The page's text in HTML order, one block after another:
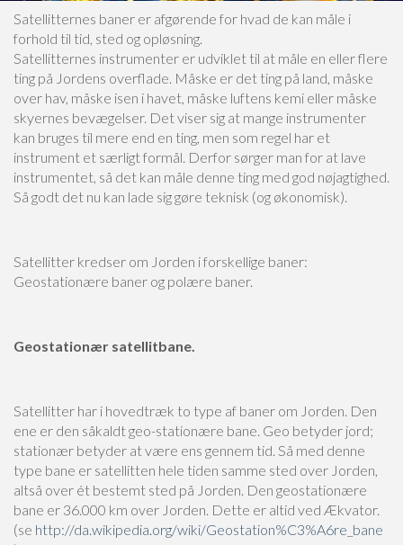
Satellitternes baner er afgørende for hvad de kan måle i
forhold til tid, sted og opløsning.
Satellitternes instrumenter er udviklet til at måle en eller flere
ting på Jordens overflade. Måske er det ting på land, måske
over hav, måske isen i havet, måske luftens kemi eller måske
skyernes bevægelser. Det viser sig at mange instrumenter
kan bruges til mere end en ting, men som regel har et
instrument et særligt formål. Derfor sørger man for at lave
instrumentet, så det kan måle denne ting med god nøjagtighed.
Så godt det nu kan lade sig gøre teknisk (og økonomisk).
Satellitter kredser om Jorden i forskellige baner:
Geostationære baner og polære baner.
Geostationær satellitbane.
Satellitter har i hovedtræk to type af baner om Jorden. Den
ene er den såkaldt geo-stationære bane. Geo betyder jord;
stationær betyder at være ens gennem tid. Så med denne
type bane er satellitten hele tiden samme sted over Jorden,
altså over ét bestemt sted på Jorden. Den geostationære
bane er 36.000 km over Jorden. Dette er altid ved Ækvator.
(se http://da.wikipedia.org/wiki/Geostation%C3%A6re_bane